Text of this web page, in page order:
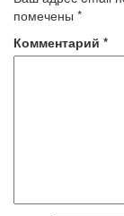
помечены *
Комментарий *